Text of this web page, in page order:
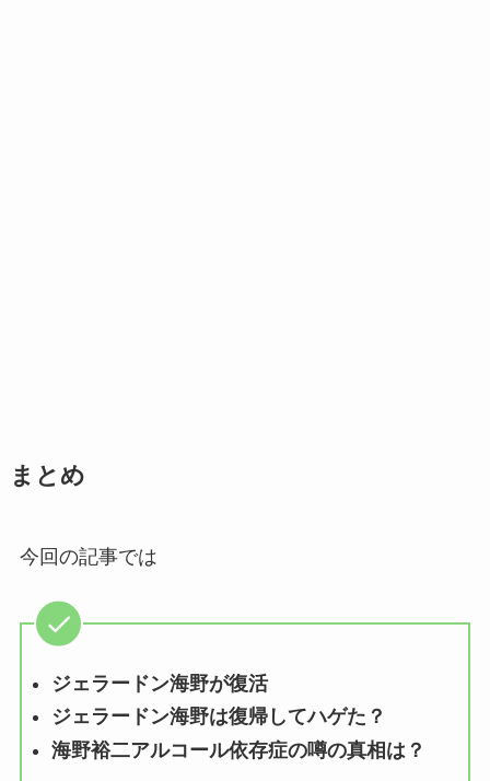
まとめ
今回の記事では
ジェラードン海野が復活
ジェラードン海野は復帰してハゲた？
海野裕二アルコール依存症の噂の真相は？